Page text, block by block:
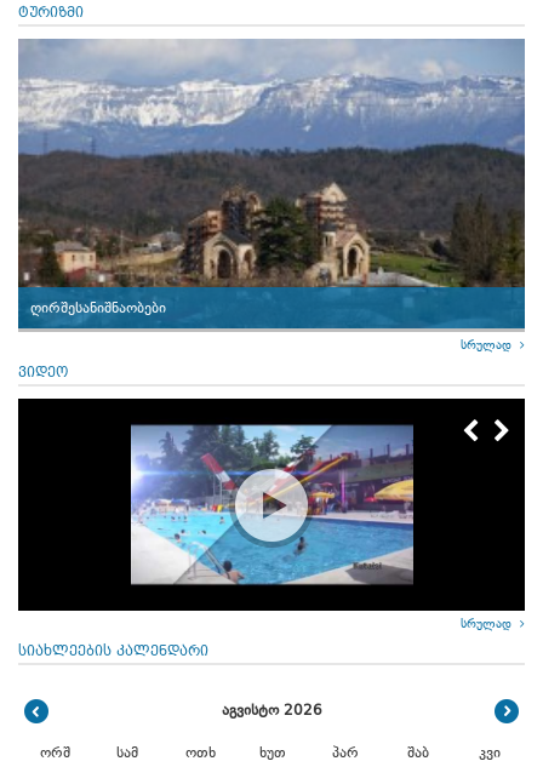
ტურიზმი
ღირშესანიშნაობები
სრულად
ვიდეო
სრულად
სიახლეების კალენდარი
აგვისტო 2026
ორშ სამ ოთხ ხუთ პარ შაბ კვი